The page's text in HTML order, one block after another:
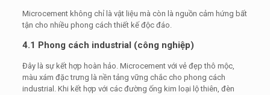
Microcement không chỉ là vật liệu mà còn là nguồn cảm hứng bất
tận cho nhiều phong cách thiết kế độc đáo.
4.1 Phong cách industrial (công nghiệp)
Đây là sự kết hợp hoàn hảo. Microcement với vẻ đẹp thô mộc,
màu xám đặc trưng là nền tảng vững chắc cho phong cách
industrial. Khi kết hợp với các đường ống kim loại lộ thiên, đèn